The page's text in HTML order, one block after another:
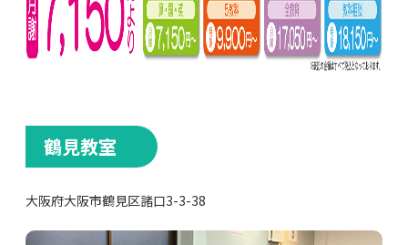
鶴見教室
大阪府大阪市鶴見区諸口3-3-38